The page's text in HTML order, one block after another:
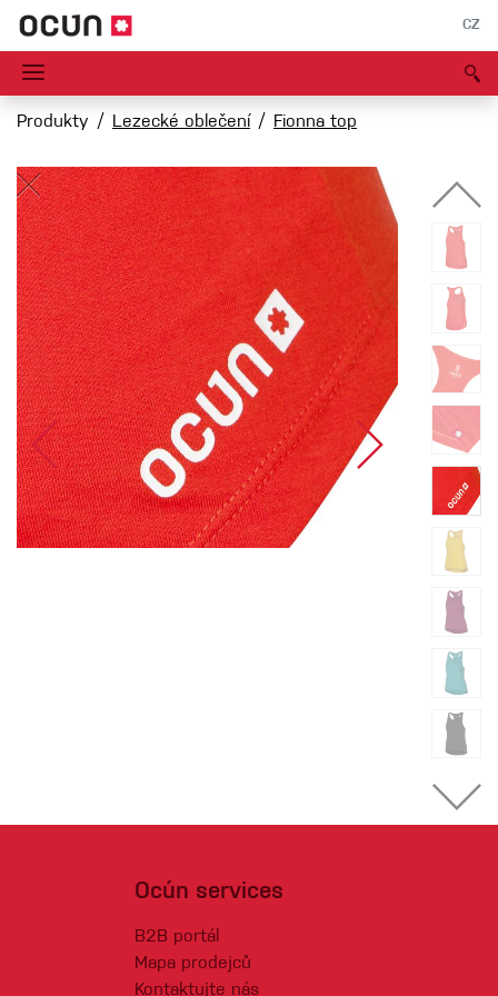
CZ
Produkty Lezecké oblečení Fionna top
Ocún services
B2B portál
Mapa prodejců
Kontaktujte nás